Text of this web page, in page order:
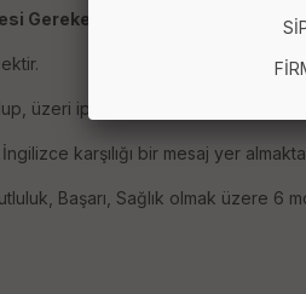
Gerekenler
üzeri iple bağlıdır. Kutu ölçüsü: 4 x
karşılığı bir mesaj yer
Başarı, Sağlık olmak üzere 6